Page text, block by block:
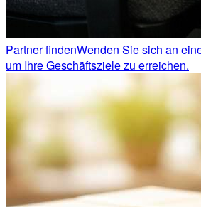
Partner findenWenden Sie sich an
um Ihre Geschäftsziele zu erreichen.